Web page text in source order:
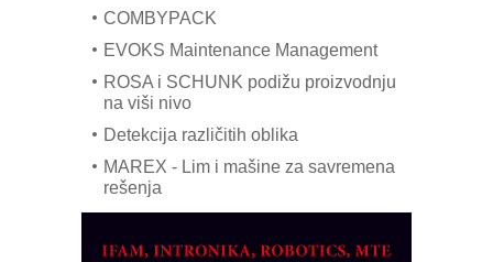
COMBYPACK
EVOKS Maintenance Management
ROSA i SCHUNK podižu proizvodnju
na viši nivo
Detekcija različitih oblika
MAREX - Lim i mašine za savremena
rešenja
partner